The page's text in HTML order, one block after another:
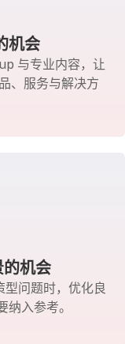
机会
与专业内容，让
、服务与解决方
机会
型问题时，优化良
入参考。